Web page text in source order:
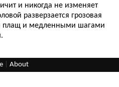
и никогда не изменяет
разверзается грозовая
плащ и медленными шагами
| About